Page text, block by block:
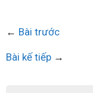
← Bài trước
Bài kế tiếp →